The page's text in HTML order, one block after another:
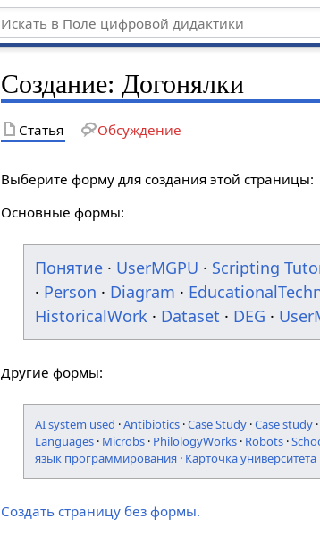
Создание: Догонялки
Статья Обсуждение
Выберите форму для создания этой страницы:
Основные формы:
Понятие · UserMGPU · Scripting
· Person · Diagram ·
HistoricalWork · Dataset · DEG ·
Другие формы:
AI system used ·Antibiotics ·Case Study ·Case study ·
Languages · Microbs · PhilologyWorks · Robots ·
язык программирования · Карточка университета
Создать страницу без формы.